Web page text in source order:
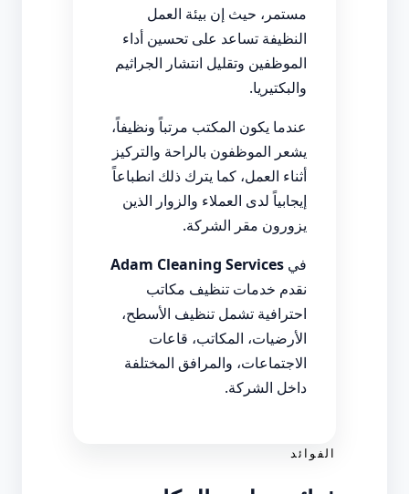
مستمر، حيث إن بيئة العمل
النظيفة تساعد على تحسين أداء
الموظفين وتقليل انتشار الجراثيم
والبكتيريا.
عندما يكون المكتب مرتباً ونظيفاً،
يشعر الموظفون بالراحة والتركيز
أثناء العمل، كما يترك ذلك انطباعاً
إيجابياً لدى العملاء والزوار الذين
يزورون مقر الشركة.
في Adam Cleaning Services
نقدم خدمات تنظيف مكاتب
احترافية تشمل تنظيف الأسطح،
الأرضيات، المكاتب، قاعات
الاجتماعات، والمرافق المختلفة
داخل الشركة.
الفوائد